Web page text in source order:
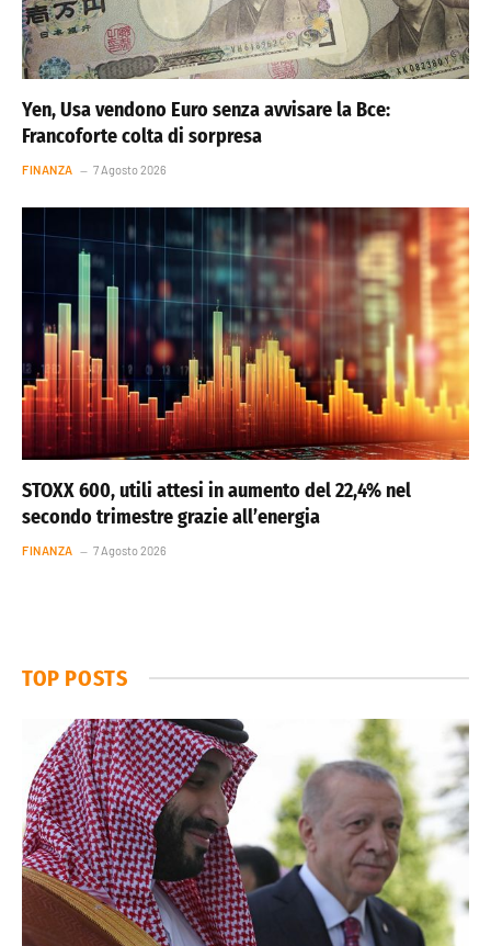
Yen, Usa vendono Euro senza avvisare la Bce:
Francoforte colta di sorpresa
FINANZA 7 Agosto 2026
STOXX 600, utili attesi in aumento del 22,4% nel
secondo trimestre grazie all’energia
FINANZA 7 Agosto 2026
TOP POSTS